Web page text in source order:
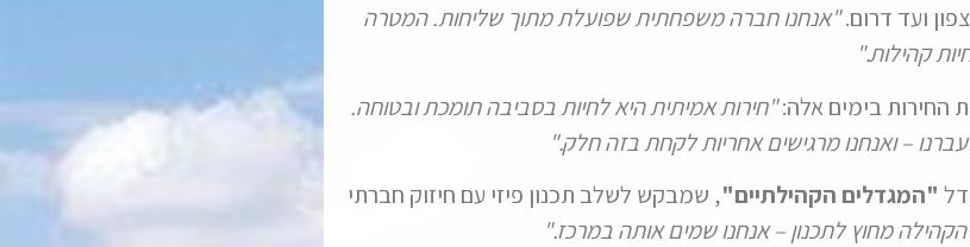
ועד דרום."אנחנו חברה משפחתית שפועלת מתוך שליחות. המטרה
קהילות."
החירות בימים אלה:"חירות אמיתית היא לחיות בסביבה תומכת ובטוחה.
– ואנחנו מרגישים אחריות לקחת בזה חלק."
"המגדלים הקהילתיים", שמבקש לשלב תכנון פיזי עם חיזוק חברתי
מחוץ לתכנון – אנחנו שמים אותה במרכז."